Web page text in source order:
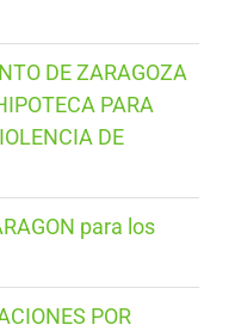
DE ZARAGOZA
PARA
DE
para los
POR